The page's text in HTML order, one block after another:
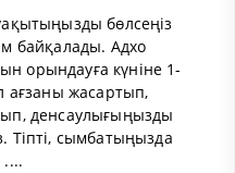
бөлсеңіз
байқалады. Адхо
орындауға күніне 1-
ағзаны жасартып,
денсаулығыңызды
Тіпті, сымбатыңызда
....